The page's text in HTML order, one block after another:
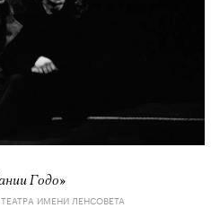
Годо»
ИМЕНИ ЛЕНСОВЕТА